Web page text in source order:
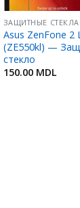
ЗАЩИТНЫЕ СТЕКЛА
Asus ZenFone 2
(ZE550kl) —
стекло
150.00 MDL